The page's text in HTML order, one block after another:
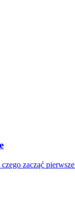
zacząć